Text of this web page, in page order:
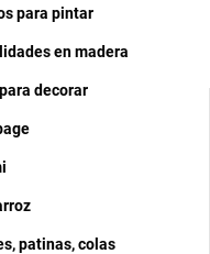
para pintar
en madera
decorar
patinas, colas